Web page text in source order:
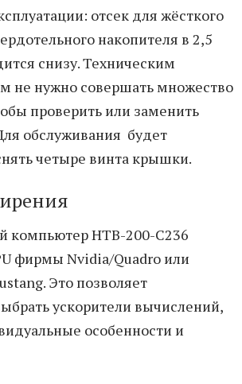
отсек для жёсткого
накопителя в 2,5
снизу. Техническим
не нужно совершать множество
проверить или заменить
обслуживания будет
четыре винта крышки.
HTB-200-C236
фирмы Nvidia/Quadro или
Это позволяет
ускорители вычислений,
особенности и